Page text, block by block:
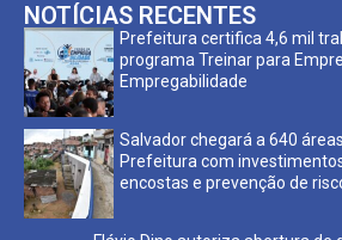
NOTÍCIAS RECENTES
Prefeitura certifica 4,6 mil
programa Treinar para
Empregabilidade
Salvador chegará a 640
Prefeitura com
encostas e prevenção de